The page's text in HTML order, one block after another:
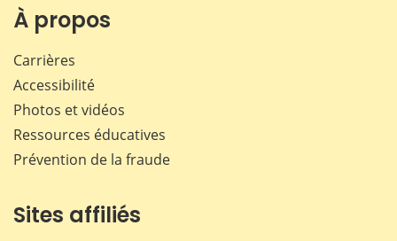
À propos
Carrières
Accessibilité
Photos et vidéos
Ressources éducatives
Prévention de la fraude
Sites affiliés